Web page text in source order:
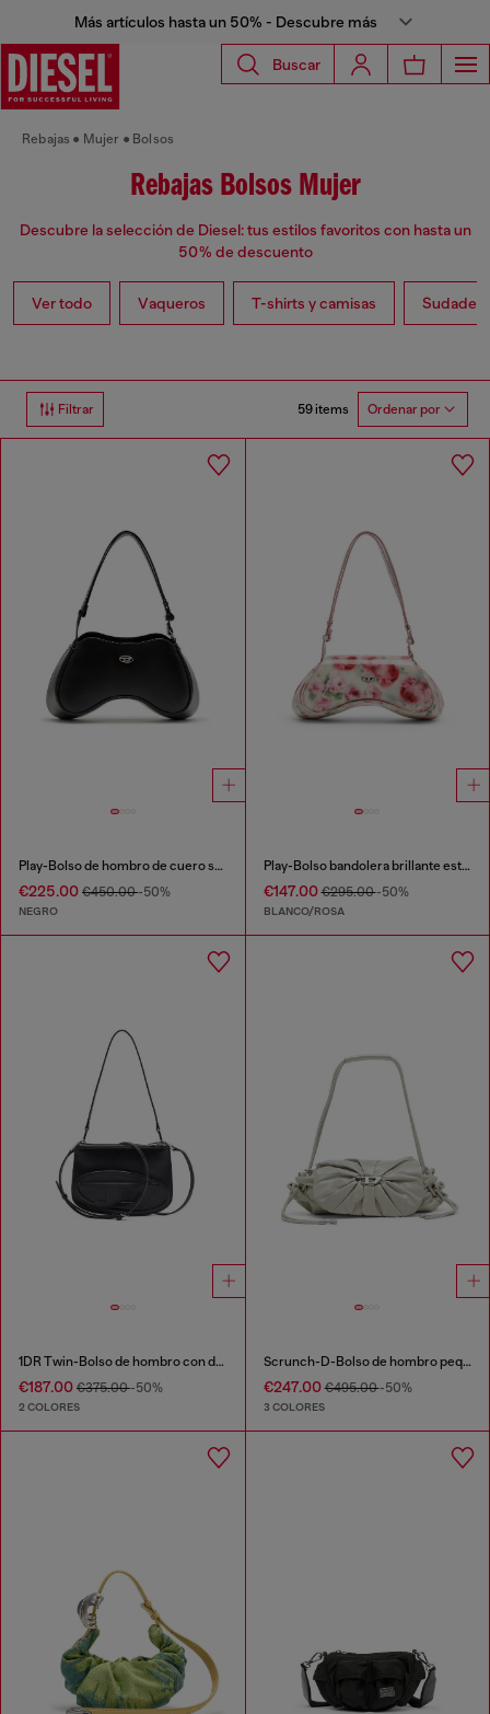
Más artículos hasta un 50% - Descubre más
Buscar
Rebajas Mujer Bolsos
Rebajas Bolsos Mujer
Descubre la selección de Diesel: tus estilos favoritos con hasta un
50 % de descuento
Ver todo Vaqueros T-shirts y camisas
Filtrar 59 items Ordenar por
Play-Bolso de hombro de cuero semibrillante
€225.00 €450.00-50%
NEGRO
Play-Bolso bandolera brillante estampado
€147.00€295.00-50%
BLANCO/ROSA
1DR Twin-Bolso de hombro con doble bolsillo en cuero estampado
€187.00 €375.00-50%
2 COLORES
Scrunch-D-Bolso de hombro pequeño de cuero arrugado
€247.00€495.00-50%
3 COLORES